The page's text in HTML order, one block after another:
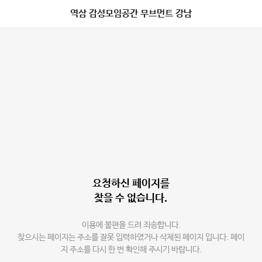
역삼 감성모임공간 무브먼트 강남
요청하신 페이지를
찾을 수 없습니다.
이용에 불편을 드려 죄송합니다.
찾으시는 페이지는 주소를 잘못 입력하였거나 삭제된 페이지 입니다. 페이
지 주소를 다시 한 번 확인해 주시기 바랍니다.